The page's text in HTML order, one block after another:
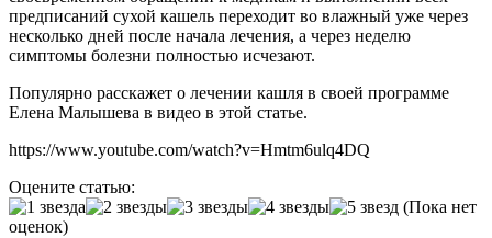
предписаний сухой кашель переходит во влажный уже через
несколько дней после начала лечения, а через неделю
симптомы болезни полностью исчезают.
Популярно расскажет о лечении кашля в своей программе
Елена Малышева в видео в этой статье.
https://www.youtube.com/watch?v=Hmtm6ulq4DQ
Оцените статью:
(Пока нет
оценок)